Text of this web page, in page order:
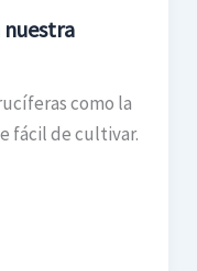
como la
fácil de cultivar.